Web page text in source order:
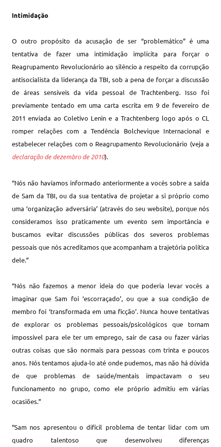
Intimidação
O outro propósito da acusação de ser “problemático” é uma
tentativa de fazer uma intimidação implícita para forçar o
Reagrupamento Revolucionário ao silêncio a respeito da corrupção
antisocialista da liderança da TBI, sob a pena de forçar a discussão
de áreas sensíveis da vida pessoal de Trachtenberg. Isso foi
previamente tentado em uma carta escrita em 9 de fevereiro de
2011 enviada ao Coletivo Lenin e a Trachtenberg logo após o CL
romper relações com a Tendência Bolchevique Internacional e
estabelecer relações com o Reagrupamento Revolucionário (veja a
declaração de dezembro de 2010).
“Nós não havíamos informado anteriormente a vocês sobre a saída
de Sam da TBI, ou da sua tentativa de projetar a si próprio como
uma ‘organização adversária’ (através do seu website), porque nós
consideramos isso praticamente um evento sem importância e
buscamos evitar discussões públicas dos severos problemas
pessoais que nós acreditamos que acompanham a trajetória política
dele.”
“Nós não fazemos a menor ideia do que poderia levar vocês a
imaginar que Sam foi ‘escorraçado’, ou que a sua condição de
membro foi ‘transformada em uma ficção’. Nunca houve tentativas
de explorar os problemas pessoais/psicológicos que tornam
impossível para ele ter um emprego, sair de casa ou fazer várias
outras coisas que são normais para pessoas com trinta e poucos
anos. Nós tentamos ajuda-lo até onde pudemos, mas não há dúvida
de que problemas de saúde/mentais impactavam o seu
funcionamento no grupo, como ele próprio admitiu em várias
ocasiões.”
“Sam nos apresentou o difícil problema de tentar lidar com um
quadro talentoso que desenvolveu diferenças